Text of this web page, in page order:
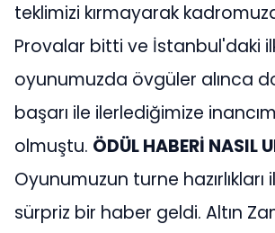
teklimizi kırmayarak
Provalar bitti ve İstanbul'daki
oyunumuzda övgüler alınca
başarı ile ilerlediğimize
olmuştu. ÖDÜL HABERİ NASIL
Oyunumuzun turne
sürpriz bir haber geldi. Altın